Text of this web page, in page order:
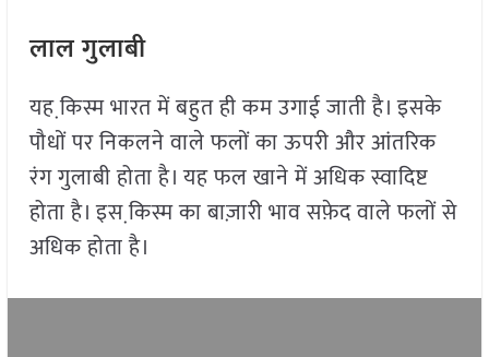
लाल गुलाबी
यह कि़स्म भारत में बहुत ही कम उगाई जाती है। इसके
पौधों पर निकलने वाले फलों का ऊपरी और आंतरिक
रंग गुलाबी होता है। यह फल खाने में अधिक स्वादिष्ट
होता है। इस कि़स्म का बाज़ारी भाव सफ़ेद वाले फलों से
अधिक होता है।